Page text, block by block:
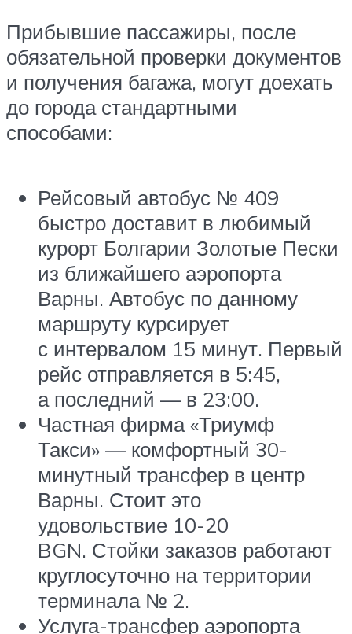
Прибывшие пассажиры, после
обязательной проверки документов
и получения багажа, могут доехать
до города стандартными
способами:
Рейсовый автобус № 409
быстро доставит в любимый
курорт Болгарии Золотые Пески
из ближайшего аэропорта
Варны. Автобус по данному
маршруту курсирует
с интервалом 15 минут. Первый
рейс отправляется в 5:45,
а последний — в 23:00.
Частная фирма «Триумф
Такси» — комфортный 30-
минутный трансфер в центр
Варны. Стоит это
удовольствие 10-20
BGN. Стойки заказов работают
круглосуточно на территории
терминала № 2.
Услуга-трансфер аэропорта